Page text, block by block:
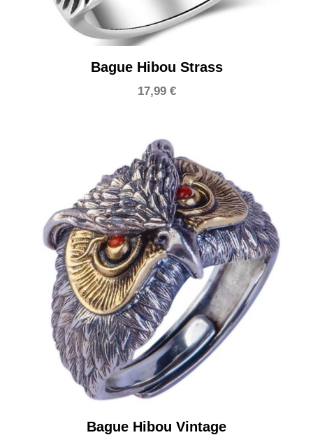
Bague Hibou Strass
17,99 €
Bague Hibou Vintage